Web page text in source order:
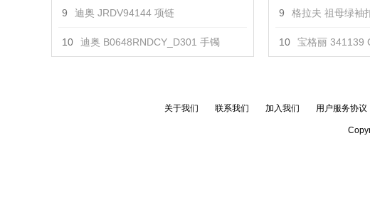
9 迪奥 JRDV94144 项链
10 迪奥 B0648RNDCY_D301 手镯
9 格拉夫 祖母绿袖
10 宝格丽 341139
关于我们 联系我们 加入我们 用户服务协议